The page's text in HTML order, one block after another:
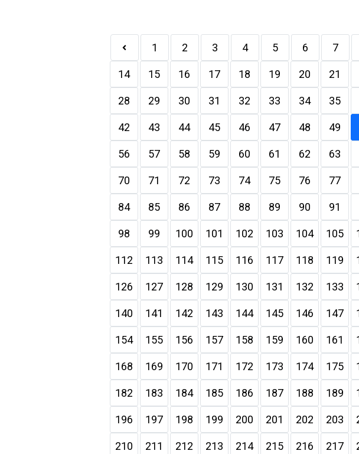
1 2 3 4 5 6 7
14 15 16 17 18 19 20 21
28 29 30 31 32 33 34 35
42 43 44 45 46 47 48 49
56 57 58 59 60 61 62 63
70 71 72 73 74 75 76 77
84 85 86 87 88 89 90 91
98 99 100 101 102 103 104 105
112 113 114 115 116 117 118 119
126 127 128 129 130 131 132 133
140 141 142 143 144 145 146 147
154 155 156 157 158 159 160 161
168 169 170 171 172 173 174 175
182 183 184 185 186 187 188 189
196 197 198 199 200 201 202 203
210 211 212 213 214 215 216 217